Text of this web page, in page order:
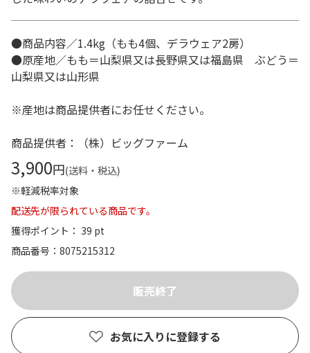
●商品内容／1.4kg（もも4個、デラウェア2房）
●原産地／もも＝山梨県又は長野県又は福島県 ぶどう＝
山梨県又は山形県
※産地は商品提供者にお任せください。
商品提供者：（株）ビッグファーム
3,900円(送料・税込)
※軽減税率対象
配送先が限られている商品です。
獲得ポイント： 39 pt
商品番号
8075215312
お気に入りに登録する